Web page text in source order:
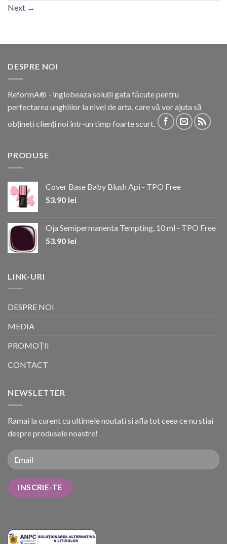
Next →
DESPRE NOI
ReformA® - inglobeaza soluții gata făcute pentru
perfectarea unghiilor la nivel de arta, care vă vor ajuta să
obțineti clienți noi într-un timp foarte scurt.
PRODUSE
Cover Base Baby Blush Api - TPO Free
53.90 lei
Oja Semipermanenta Tempting, 10 ml - TPO Free
53.90 lei
LINK-URI
DESPRE NOI
MEDIA
PROMOȚII
CONTACT
NEWSLETTER
Ramai la curent cu ultimele noutati si afla tot ceea ce nu stiai
despre produsele noastre!